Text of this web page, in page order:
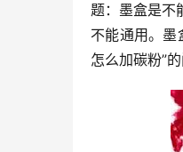
题：墨盒是不
不能通用。墨
怎么加碳粉”